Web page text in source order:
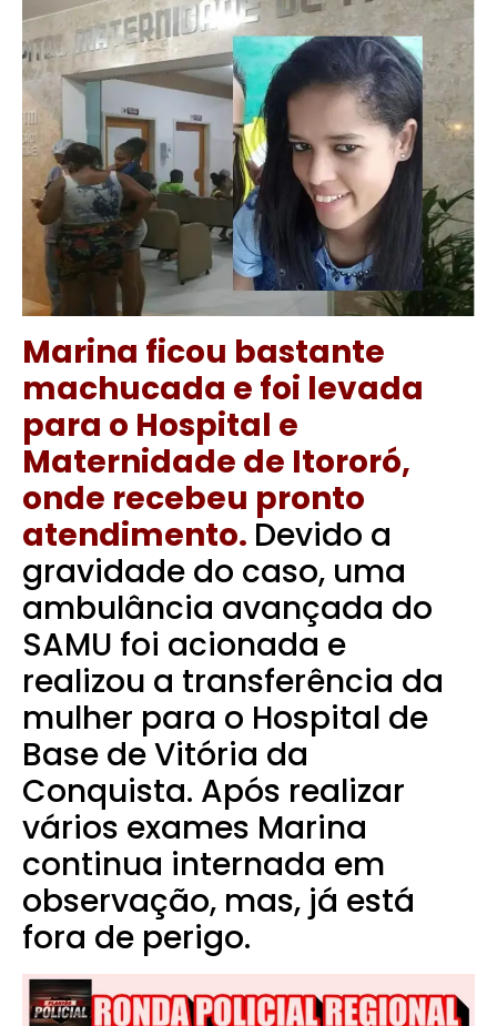
Marina ficou bastante
machucada e foi levada
para o Hospital e
Maternidade de Itororó,
onde recebeu pronto
atendimento. Devido a
gravidade do caso, uma
ambulância avançada do
SAMU foi acionada e
realizou a transferência da
mulher para o Hospital de
Base de Vitória da
Conquista. Após realizar
vários exames Marina
continua internada em
observação, mas, já está
fora de perigo.